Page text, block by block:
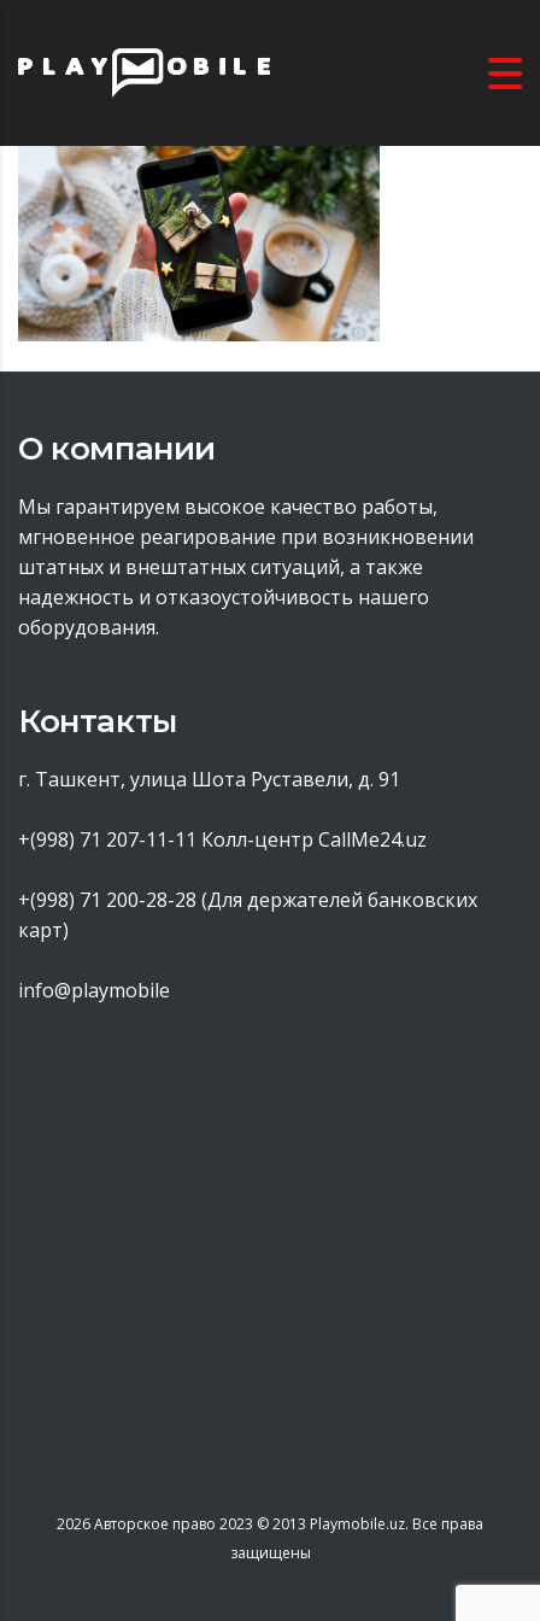
О компании
Мы гарантируем высокое качество работы,
мгновенное реагирование при возникновении
штатных и внештатных ситуаций, а также
надежность и отказоустойчивость нашего
оборудования.
Контакты
г. Ташкент, улица Шота Руставели, д. 91
+(998) 71 207-11-11 Колл-центр CallMe24.uz
+(998) 71 200-28-28 (Для держателей банковских
карт)
info@playmobile
2026Авторское право 2023 © 2013 Playmobile.uz. Все права
защищены